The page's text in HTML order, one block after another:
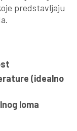
predstavljaju
(idealno
loma